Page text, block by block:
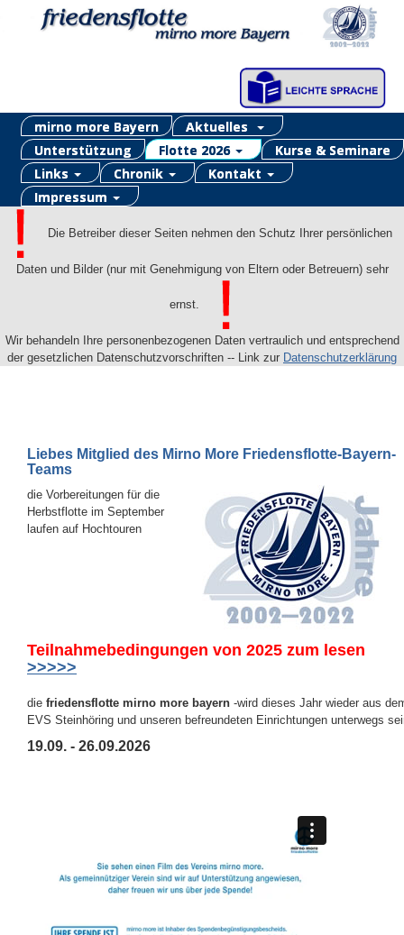
mirno more Bayern
Aktuelles
Unterstützung
Flotte 2026
Kurse & Seminare
Links
Chronik
Kontakt
Impressum
Die Betreiber dieser Seiten nehmen den Schutz Ihrer persönlichen
Daten und Bilder (nur mit Genehmigung von Eltern oder Betreuern) sehr
ernst.
Wir behandeln Ihre personenbezogenen Daten vertraulich und entsprechend
der gesetzlichen Datenschutzvorschriften -- Link zur Datenschutzerklärung
Liebes Mitglied des Mirno More Friedensflotte-Bayern-
Teams
die Vorbereitungen für die
Herbstflotte im September
laufen auf Hochtouren
Teilnahmebedingungen von 2025 zum lesen
>>>>>
die friedensflotte mirno more bayern -wird dieses Jahr wieder aus
EVS Steinhöring und unseren befreundeten Einrichtungen unterwegs
19.09. - 26.09.2026